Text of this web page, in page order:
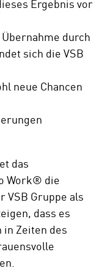
durch
sich die VSB
neue Chancen
das
Work® die
VSB Gruppe als
dass es
Zeiten des